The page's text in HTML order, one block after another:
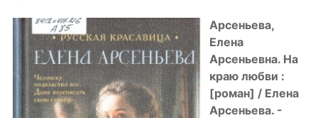
Арсеньева,
Елена
Арсеньевна. На
краю любви :
[роман] / Елена
Арсеньева. -